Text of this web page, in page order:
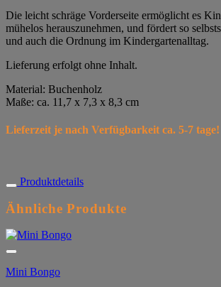
Die leicht schräge Vorderseite ermöglicht es
mühelos herauszunehmen, und fördert so
und auch die Ordnung im Kindergartenalltag.
Lieferung erfolgt ohne Inhalt.
Material: Buchenholz
Maße: ca. 11,7 x 7,3 x 8,3 cm
Lieferzeit je nach Verfügbarkeit ca. 5-7 tage!
Produktdetails
Ähnliche Produkte
Mini Bongo